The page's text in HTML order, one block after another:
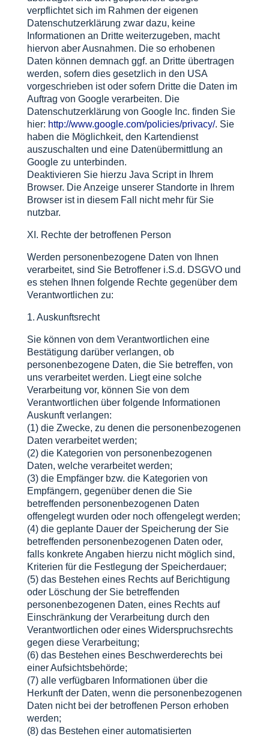
verpflichtet sich im Rahmen der eigenen
Datenschutzerklärung zwar dazu, keine
Informationen an Dritte weiterzugeben, macht
hiervon aber Ausnahmen. Die so erhobenen
Daten können demnach ggf. an Dritte übertragen
werden, sofern dies gesetzlich in den USA
vorgeschrieben ist oder sofern Dritte die Daten im
Auftrag von Google verarbeiten. Die
Datenschutzerklärung von Google Inc. finden Sie
hier: http://www.google.com/policies/privacy/. Sie
haben die Möglichkeit, den Kartendienst
auszuschalten und eine Datenübermittlung an
Google zu unterbinden.
Deaktivieren Sie hierzu Java Script in Ihrem
Browser. Die Anzeige unserer Standorte in Ihrem
Browser ist in diesem Fall nicht mehr für Sie
nutzbar.
XI. Rechte der betroffenen Person
Werden personenbezogene Daten von Ihnen
verarbeitet, sind Sie Betroffener i.S.d. DSGVO und
es stehen Ihnen folgende Rechte gegenüber dem
Verantwortlichen zu:
1. Auskunftsrecht
Sie können von dem Verantwortlichen eine
Bestätigung darüber verlangen, ob
personenbezogene Daten, die Sie betreffen, von
uns verarbeitet werden. Liegt eine solche
Verarbeitung vor, können Sie von dem
Verantwortlichen über folgende Informationen
Auskunft verlangen:
(1) die Zwecke, zu denen die personenbezogenen
Daten verarbeitet werden;
(2) die Kategorien von personenbezogenen
Daten, welche verarbeitet werden;
(3) die Empfänger bzw. die Kategorien von
Empfängern, gegenüber denen die Sie
betreffenden personenbezogenen Daten
offengelegt wurden oder noch offengelegt werden;
(4) die geplante Dauer der Speicherung der Sie
betreffenden personenbezogenen Daten oder,
falls konkrete Angaben hierzu nicht möglich sind,
Kriterien für die Festlegung der Speicherdauer;
(5) das Bestehen eines Rechts auf Berichtigung
oder Löschung der Sie betreffenden
personenbezogenen Daten, eines Rechts auf
Einschränkung der Verarbeitung durch den
Verantwortlichen oder eines Widerspruchsrechts
gegen diese Verarbeitung;
(6) das Bestehen eines Beschwerderechts bei
einer Aufsichtsbehörde;
(7) alle verfügbaren Informationen über die
Herkunft der Daten, wenn die personenbezogenen
Daten nicht bei der betroffenen Person erhoben
werden;
(8) das Bestehen einer automatisierten